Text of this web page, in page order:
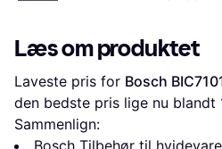
Læs om produktet
Laveste pris for Bosch
den bedste pris lige nu blandt
Sammenlign: